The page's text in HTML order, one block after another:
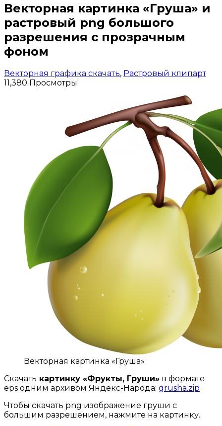
Векторная картинка «Груша» и
растровый png большого
разрешения с прозрачным
фоном
Векторная графика скачать, Растровый клипарт
11,380 Просмотры
Векторная картинка «Груша»
Скачать картинку «Фрукты, Груши» в формате
eps одним архивом Яндекс-Народа: grusha.zip
Чтобы скачать png изображение груши с
большим разрешением, нажмите на картинку.